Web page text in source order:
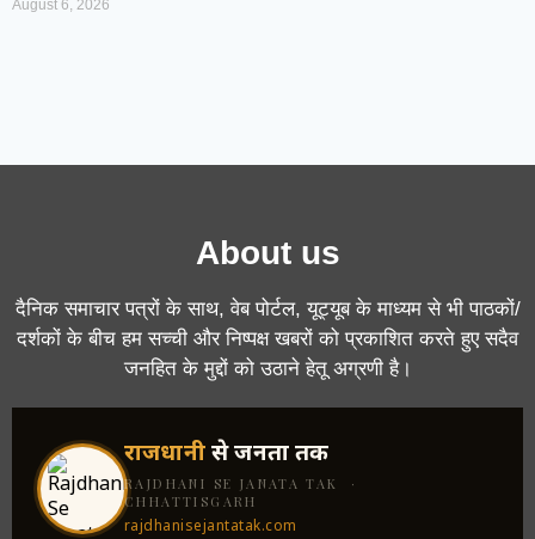
August 6, 2026
About us
दैनिक समाचार पत्रों के साथ, वेब पोर्टल, यूट्यूब के माध्यम से भी पाठकों/
दर्शकों के बीच हम सच्ची और निष्पक्ष खबरों को प्रकाशित करते हुए सदैव
जनहित के मुद्दों को उठाने हेतू अग्रणी है।
राजधानीसे जनता तक
RAJDHANI SE JANATA TAK ·
CHHATTISGARH
rajdhanisejantatak.com